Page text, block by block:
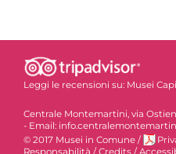
Leggi le recensioni su: Musei
Centrale Montemartini, via
- Email:
© 2017 Musei in Comune /
Responsabilità / Credits /